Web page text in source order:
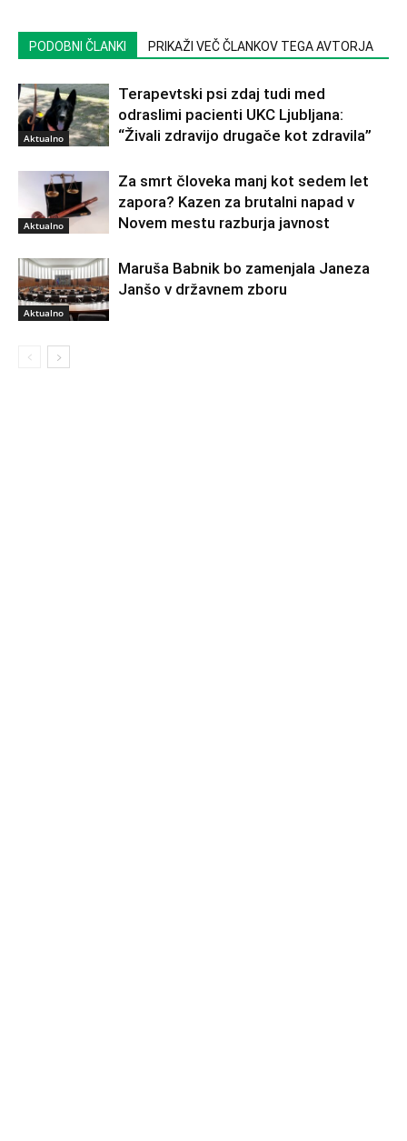
PODOBNI ČLANKI PRIKAŽI VEČ ČLANKOV TEGA AVTORJA
Aktualno
Terapevtski psi zdaj tudi med
odraslimi pacienti UKC Ljubljana:
“Živali zdravijo drugače kot zdravila”
Aktualno
Za smrt človeka manj kot sedem let
zapora? Kazen za brutalni napad v
Novem mestu razburja javnost
Aktualno
Maruša Babnik bo zamenjala Janeza
Janšo v državnem zboru